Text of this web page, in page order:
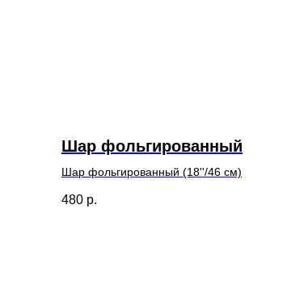
Шар фольгированный
Шар фольгированный (18''/46 см)
480 р.